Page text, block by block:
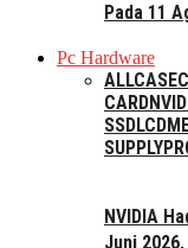
Pada 11
Pc Hardware
ALLCASE
CARD
SSDLCD
SUPPLY
NVIDIA
Juni